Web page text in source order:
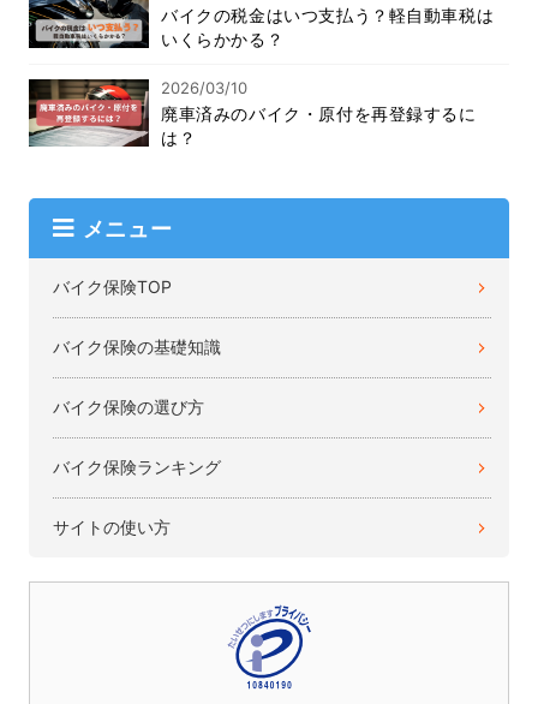
バイクの税金はいつ支払う？軽自動車税は
いくらかかる？
2026/03/10
廃車済みのバイク・原付を再登録するに
は？
メニュー
バイク保険TOP
バイク保険の基礎知識
バイク保険の選び方
バイク保険ランキング
サイトの使い方